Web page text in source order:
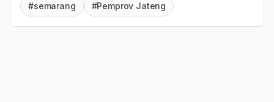
#semarang #Pemprov Jateng